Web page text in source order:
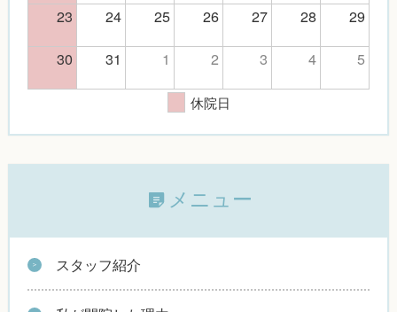
23 24 25 26 27 28
29
30
31 1 2 3 4 5
休院日
メニュー
スタッフ紹介